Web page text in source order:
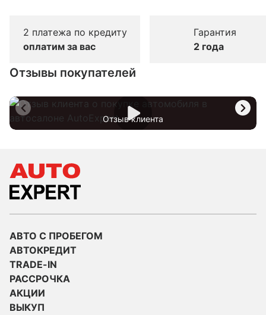
2 платежа по кредиту
оплатим за вас
Гарантия
2 года
Отзывы покупателей
Отзыв клиента
АВТО С ПРОБЕГОМ
АВТОКРЕДИТ
TRADE-IN
РАССРОЧКА
АКЦИИ
ВЫКУП